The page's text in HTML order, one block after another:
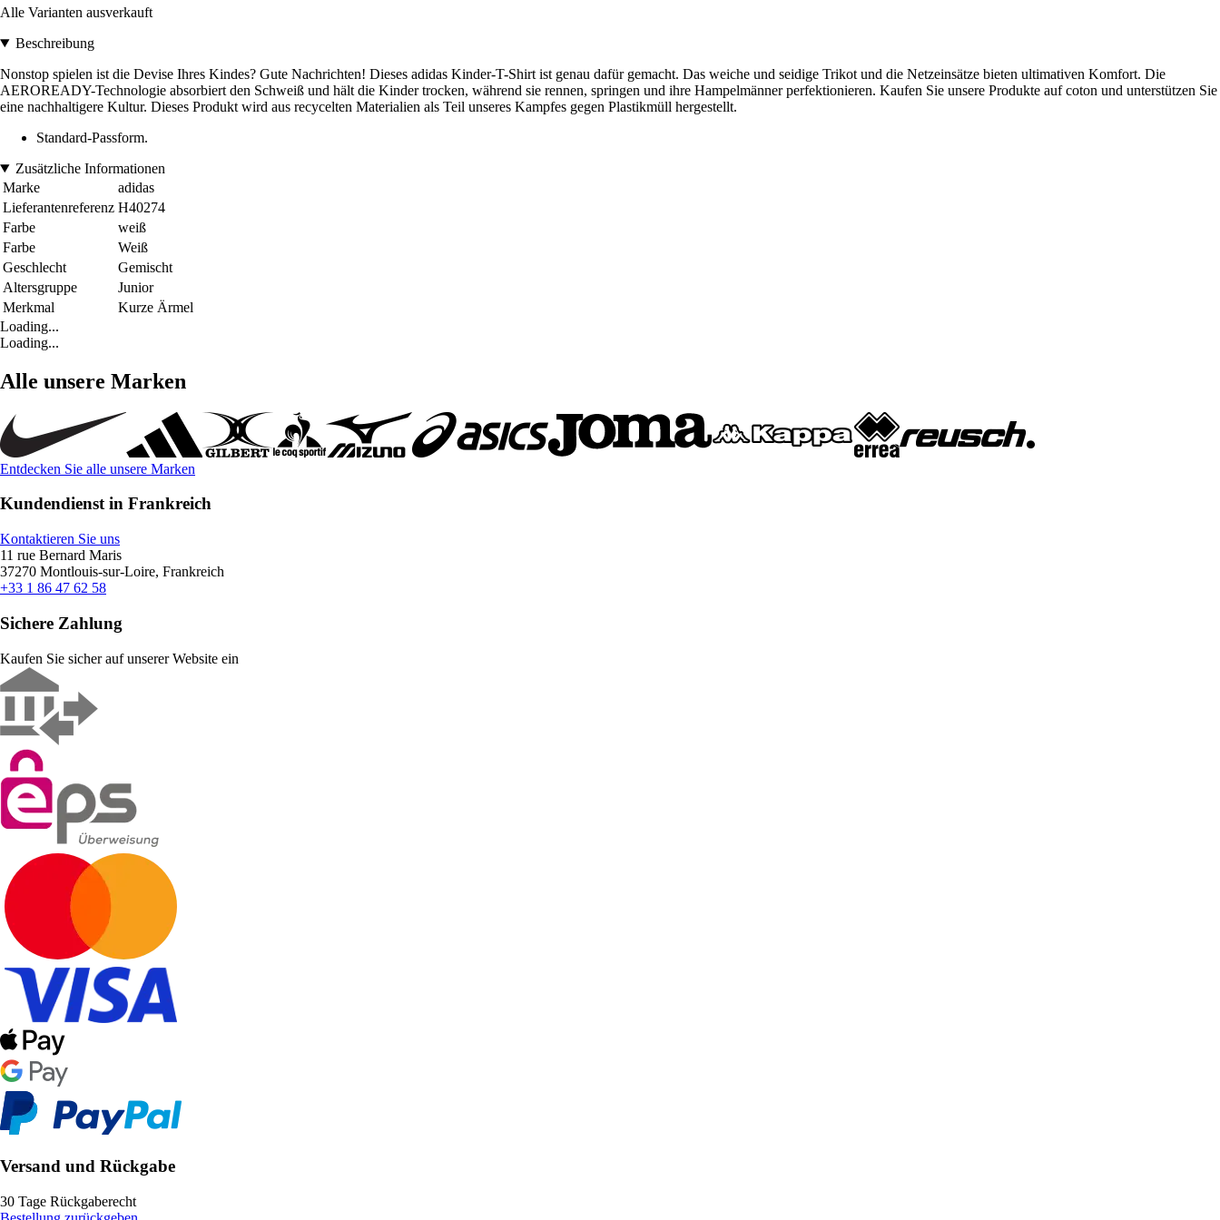
Alle Varianten ausverkauft
Beschreibung
Nonstop spielen ist die Devise Ihres Kindes? Gute Nachrichten! Dieses adidas Kinder-T-Shirt ist genau dafür gemacht. Das weiche und seidige Trikot und die Netzeinsätze bieten ultimativen Komfort. Die
AEROREADY-Technologie absorbiert den Schweiß und hält die Kinder trocken, während sie rennen, springen und ihre Hampelmänner perfektionieren. Kaufen Sie unsere Produkte auf coton und unterstützen Sie
eine nachhaltigere Kultur. Dieses Produkt wird aus recycelten Materialien als Teil unseres Kampfes gegen Plastikmüll hergestellt.
Standard-Passform.
Zusätzliche Informationen
Marke
adidas
Lieferantenreferenz H40274
Farbe
weiß
Farbe
Weiß
Geschlecht
Gemischt
Altersgruppe
Junior
Merkmal
Kurze Ärmel
Loading...
Loading...
Alle unsere Marken
Entdecken Sie alle unsere Marken
Kundendienst in Frankreich
Kontaktieren Sie uns
11 rue Bernard Maris
37270 Montlouis-sur-Loire, Frankreich
+33 1 86 47 62 58
Sichere Zahlung
Kaufen Sie sicher auf unserer Website ein
Versand und Rückgabe
30 Tage Rückgaberecht